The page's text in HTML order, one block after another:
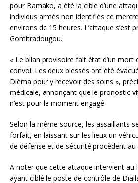
pour Bamako, a été la cible d’une
individus armés non identifiés ce
environs de 15 heures. L’attaque s’est
Gomitradougou.
« Le bilan provisoire fait état d’un mort
convoi. Les deux blessés ont été
Dièma pour y recevoir des soins »,
médicale, annonçant que le pronostic
n’est pour le moment engagé.
Selon la même source, les assaillants
forfait, en laissant sur les lieux un
de défense et de sécurité procèdent au
A noter que cette attaque intervient au
ayant ciblé le poste de contrôle de